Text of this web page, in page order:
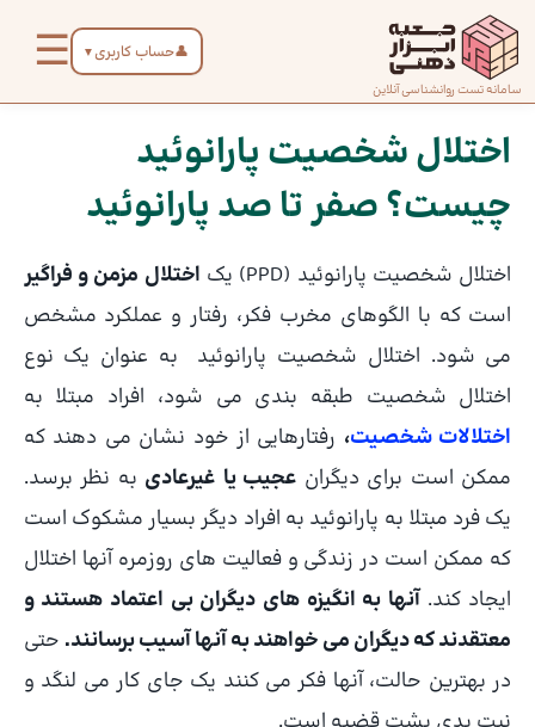
محتوا
سامانه تست روانشناسی آنلاین
👤حساب کاربری ▼
☰
صفحه
اصلی
درباره
تماس
با ما
دسته‌بندی
تست‌ها
اختلال شخصیت پارانوئید
چیست؟ صفر تا صد پارانوئید
اختلال شخصیت پارانوئید (PPD) یک
اختلال مزمن و فراگیر
است که با الگوهای مخرب فکر، رفتار و عملکرد مشخص
می شود. اختلال شخصیت پارانوئید به عنوان یک نوع
اختلال شخصیت طبقه بندی می شود، افراد مبتلا به
اختلالات شخصیت، رفتارهایی از خود نشان می دهند که
ممکن است برای دیگران عجیب یا غیرعادی به نظر برسد.
یک فرد مبتلا به پارانوئید به افراد دیگر بسیار مشکوک است
که ممکن است در زندگی و فعالیت های روزمره آنها اختلال
ایجاد کند. آنها به انگیزه های دیگران بی اعتماد هستند و
معتقدند که دیگران می خواهند به آنها آسیب برسانند. حتی
در بهترین حالت، آنها فکر می کنند یک جای کار می لنگد و
پیمایش
نوشته